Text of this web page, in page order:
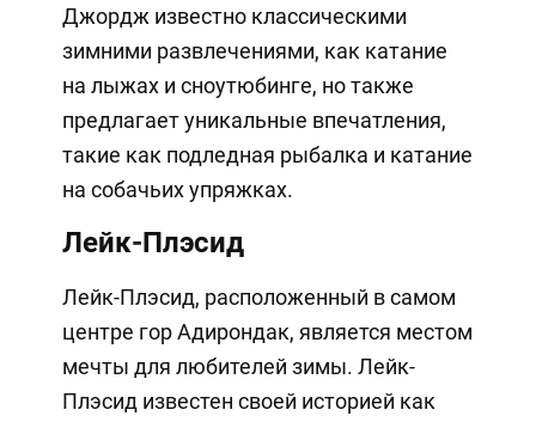
Джордж известно классическими
зимними развлечениями, как катание
на лыжах и сноутюбинге, но также
предлагает уникальные впечатления,
такие как подледная рыбалка и катание
на собачьих упряжках.
Лейк-Плэсид
Лейк-Плэсид, расположенный в самом
центре гор Адирондак, является местом
мечты для любителей зимы. Лейк-
Плэсид известен своей историей как